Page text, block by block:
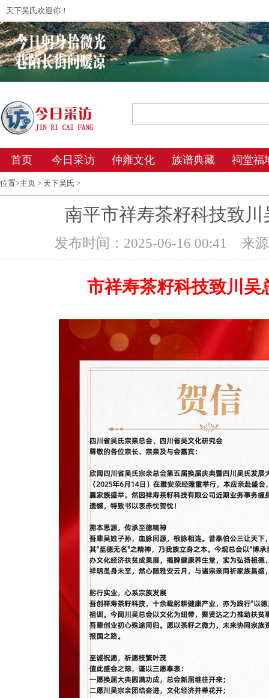
天下吴氏欢迎你！
2026年8月7日 21:00 星期五 农历丙午年(马
首页 今日采访 仲雍文化 族谱典藏 祠堂福
位置>主页 > 天下吴氏 >
南平市祥寿茶籽科技致川
发布时间：2025-06-16 00:41 来
市祥寿茶籽科技致川吴